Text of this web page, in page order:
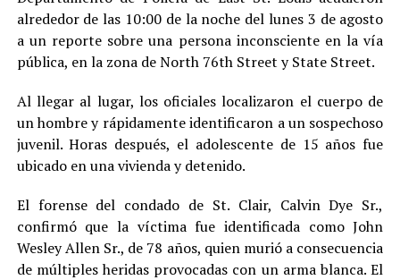
alrededor de las 10:00 de la noche del lunes 3 de agosto
a un reporte sobre una persona inconsciente en la vía
pública, en la zona de North 76th Street y State Street.
Al llegar al lugar, los oficiales localizaron el cuerpo de
un hombre y rápidamente identificaron a un sospechoso
juvenil. Horas después, el adolescente de 15 años fue
ubicado en una vivienda y detenido.
El forense del condado de St. Clair, Calvin Dye Sr.,
confirmó que la víctima fue identificada como John
Wesley Allen Sr., de 78 años, quien murió a consecuencia
de múltiples heridas provocadas con un arma blanca. El